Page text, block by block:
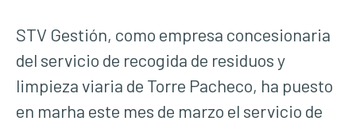
STV Gestión, como empresa concesionaria
del servicio de recogida de residuos y
limpieza viaria de Torre Pacheco, ha puesto
en marha este mes de marzo el servicio de